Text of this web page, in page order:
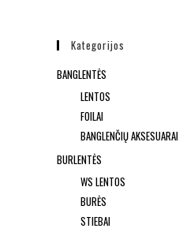
Kategorijos
BANGLENTĖS
LENTOS
FOILAI
BANGLENČIŲ AKSESUARAI
BURLENTĖS
WS LENTOS
BURĖS
STIEBAI